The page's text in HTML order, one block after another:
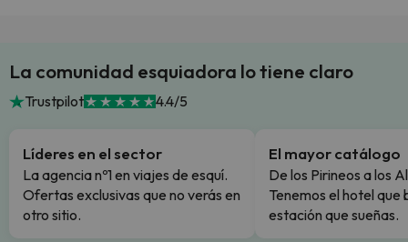
La comunidad esquiadora lo tiene claro
Trustpilot 4.4/5
Líderes en el sector
La agencia nº1 en viajes de esquí.
Ofertas exclusivas que no verás en
otro sitio.
El mayor catálogo
De los Pirineos a los
Tenemos el hotel que
estación que sueñas.